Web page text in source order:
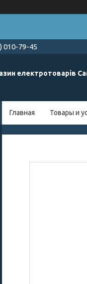
010-79-45
електротоварів
Главная Товары и